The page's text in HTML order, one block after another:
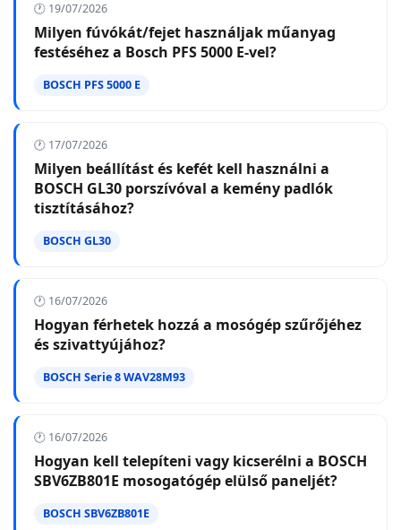
🕐 19/07/2026
Milyen fúvókát/fejet használjak műanyag
festéséhez a Bosch PFS 5000 E-vel?
BOSCH PFS 5000 E
🕐 17/07/2026
Milyen beállítást és kefét kell használni a
BOSCH GL30 porszívóval a kemény padlók
tisztításához?
BOSCH GL30
🕐 16/07/2026
Hogyan férhetek hozzá a mosógép szűrőjéhez
és szivattyújához?
BOSCH Serie 8 WAV28M93
🕐 16/07/2026
Hogyan kell telepíteni vagy kicserélni a BOSCH
SBV6ZB801E mosogatógép elülső paneljét?
BOSCH SBV6ZB801E